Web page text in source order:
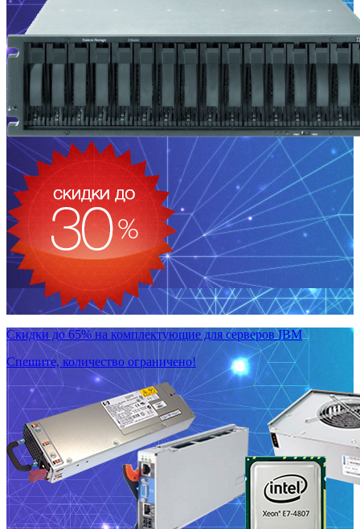
Скидки до 65% на комплектующие для серверов IBM
Спешите, количество ограничено!